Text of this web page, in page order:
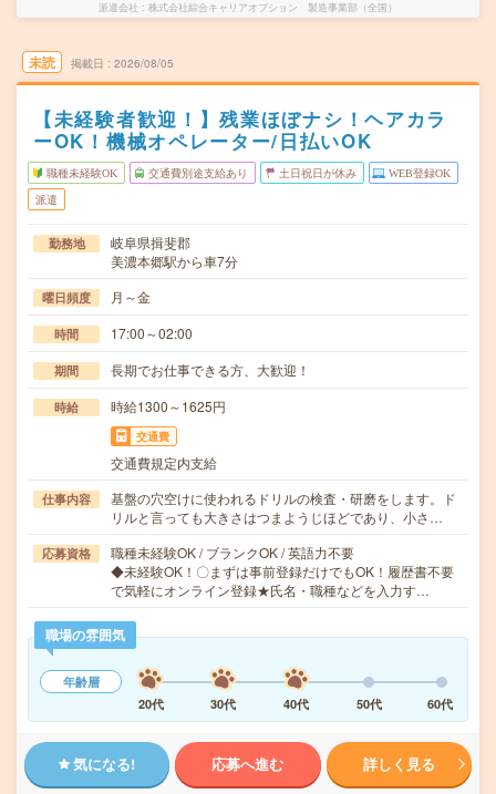
派遣会社 株式会社綜合キャリアオプション 製造事業部（全国）
未読 掲載日 2026/08/05
【未経験者歓迎！】残業ほぼナシ！ヘアカラ
ーOK！機械オペレーター/日払いOK
職種未経験OK 交通費別途支給あり 土日祝日が休み WEB登録OK
派遣
勤務地
岐阜県揖斐郡
美濃本郷駅から車7分
曜日頻度 月～金
時間 17:00～02:00
期間 長期でお仕事できる方、大歓迎！
時給 時給1300～1625円
交通費
交通費規定内支給
仕事内容
基盤の穴空けに使われるドリルの検査・研磨をします。ド
リルと言っても大きさはつまようじほどであり、小さ…
応募資格
職種未経験OK / ブランクOK / 英語力不要
◆未経験OK！〇まずは事前登録だけでもOK！履歴書不要
で気軽にオンライン登録★氏名・職種などを入力す…
職場の雰囲気
年齢層
20代
30代 40代 50代 60代
気になる! 応募へ進む 詳しく見る